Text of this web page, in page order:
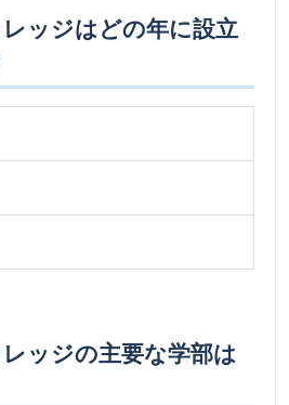
ッジはどの年に設立
ッジの主要な学部は